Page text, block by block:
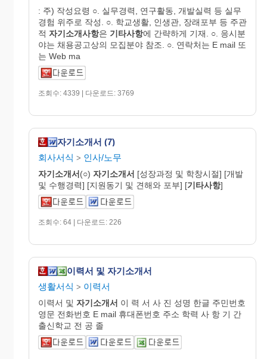
: 주) 작성요령 ○. 실무경력, 연구활동, 개발실력 등 실무
경험 위주로 작성. ○. 학교생활, 인생관, 장래포부 등 주관
적 자기소개사항은 기타사항에 간략하게 기재. ○. 응시분
야는 채용공고상의 모집분야 참조. ○. 연락처는 E mail 또
는 Web ma
조회수: 4339 | 다운로드: 3769
자기소개서 (7)
회사서식 > 인사/노무
자기소개서(○) 자기소개서 [성장과정 및 학창시절] [개발
및 수행경력] [지원동기 및 견해와 포부] [기타사항]
조회수: 64 | 다운로드: 226
이력서 및 자기소개서
생활서식 > 이력서
이력서 및 자기소개서 이 력 서 사 진 성명 한글 주민번호
영문 전화번호 E mail 휴대폰번호 주소 학력 사 항 기 간
출신학교 전 공 졸